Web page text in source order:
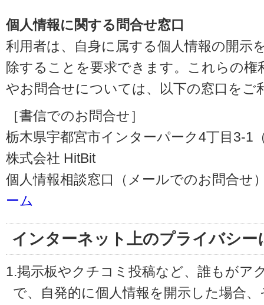
個人情報に関する問合せ窓口
利用者は、自身に属する個人情報の開示
除することを要求できます。これらの権
やお問合せについては、以下の窓口をご
［書信でのお問合せ］
栃木県宇都宮市インターパーク4丁目3-1
株式会社 HitBit
個人情報相談窓口（メールでのお問合せ
ーム
インターネット上のプライバシー
1.掲示板やクチコミ投稿など、誰もがア
で、自発的に個人情報を開示した場合